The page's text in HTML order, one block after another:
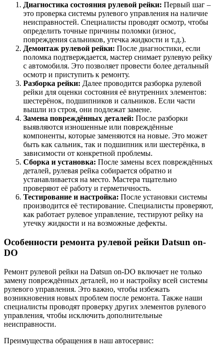
Диагностика состояния рулевой рейки: Первый шаг –
это проверка системы рулевого управления на наличие
неисправностей. Специалисты проводят осмотр, чтобы
определить точные причины поломки (износ,
повреждения сальников, утечка жидкости и т.д.).
Демонтаж рулевой рейки: После диагностики, если
поломка подтверждается, мастер снимает рулевую рейку
с автомобиля. Это позволяет провести более детальный
осмотр и приступить к ремонту.
Разборка рейки: Далее проводится разборка рулевой
рейки для оценки состояния её внутренних элементов:
шестерёнок, подшипников и сальников. Если части
вышли из строя, они подлежат замене.
Замена повреждённых деталей: После разборки
выявляются изношенные или повреждённые
компоненты, которые заменяются на новые. Это может
быть как сальник, так и подшипник или шестерёнка, в
зависимости от конкретной проблемы.
Сборка и установка: После замены всех повреждённых
деталей, рулевая рейка собирается обратно и
устанавливается на место. Мастера тщательно
проверяют её работу и герметичность.
Тестирование и настройка: После установки системы
производится её тестирование. Специалисты проверяют,
как работает рулевое управление, тестируют рейку на
утечку жидкости и на возможные дефекты.
Особенности ремонта рулевой рейки Datsun on-
DO
Ремонт рулевой рейки на Datsun on-DO включает не только
замену повреждённых деталей, но и настройку всей системы
рулевого управления. Это важно, чтобы избежать
возникновения новых проблем после ремонта. Также наши
специалисты проводят проверку других элементов рулевого
управления, чтобы исключить дополнительные
неисправности.
Преимущества обращения в наш автосервис: